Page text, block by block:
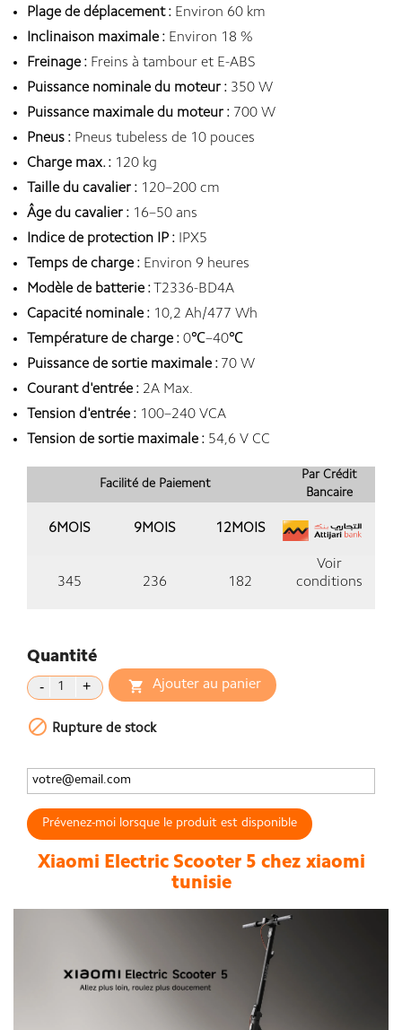
Plage de déplacement : Environ 60 km
Inclinaison maximale : Environ 18 %
Freinage : Freins à tambour et E-ABS
Puissance nominale du moteur : 350 W
Puissance maximale du moteur : 700 W
Pneus : Pneus tubeless de 10 pouces
Charge max. : 120 kg
Taille du cavalier : 120–200 cm
Âge du cavalier : 16–50 ans
Indice de protection IP : IPX5
Temps de charge : Environ 9 heures
Modèle de batterie : T2336-BD4A
Capacité nominale : 10,2 Ah/477 Wh
Température de charge : 0℃–40℃
Puissance de sortie maximale : 70 W
Courant d'entrée : 2A Max.
Tension d'entrée : 100–240 VCA
Tension de sortie maximale : 54,6 V CC
Facilité de Paiement
Par Crédit
Bancaire
6MOIS 9MOIS 12MOIS
345 236 182
Voir
conditions
Quantité
 Ajouter au panier
 Rupture de stock
Prévenez-moi lorsque le produit est disponible
Xiaomi Electric Scooter 5 chez xiaomi
tunisie